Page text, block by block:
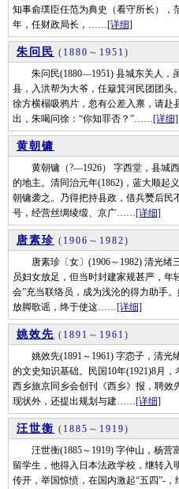
知事俞璞臣任范为典史（看守所长），
年，任财政局长，……[详细]
朱问民 ( 1880 ～ 1951 )
朱问民(1880—1951) 县城东关人，虽
县，入洪帮为大爷，任簸箕河民团团头
徐方横榻吸鸦片，忽有公差入禀，请赴
出，朱喝问徐：“你知罪否？”……[详细]
黄朝镛
黄朝镛（?—1926） 字西堂，县城西
的地主。清同治元年(1862)，蓝大顺起
朝镛袭之。乃得把持县政，借兵燹后民
号，经营丝绸绫缎、京广……[详细]
唐素珍 ( 1906 ～ 1982)
唐素珍〔女〕(1906～1982) 清光绪
员妇女放足，但当时封建家规甚严，
会”充当联络员，成为浅沦的得力助手
放脚歌谣，终于使这……[详细]
姚效先 ( 1891 ～ 1961 )
姚效先(1891～1961) 字悫子，清光
的文史知识基础。民国10年(1921)8月
西乡旅京同乡会创刊《西乡》报，聘效
现状外，还提出规划与建……[详细]
汪世衡 ( 1885 ～ 1919)
汪世衡(1885～1919) 字仲山，杨营
留学生，他得入日本法政学校，继转
传开，举国惊愤，在国内激起“五四”-